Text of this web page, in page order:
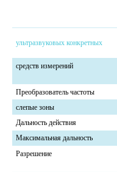
ультразвуковых конкретных
средств измерений
Преобразователь частоты
слепые зоны
Дальность действия
Максимальная дальность
Разрешение